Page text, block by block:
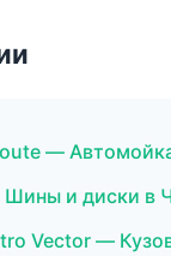
—
и диски в
Vector —